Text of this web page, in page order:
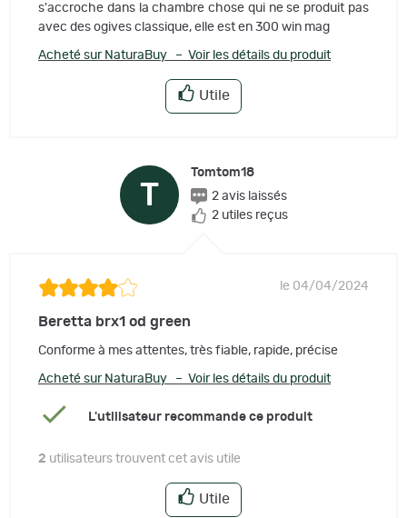
s'accroche dans la chambre chose qui ne se produit pas
avec des ogives classique, elle est en 300 win mag
Acheté sur NaturaBuy – Voir les détails du produit
Utile
T
Tomtom18
2 avis laissés
2 utiles reçus
le 04/04/2024
Beretta brx1 od green
Conforme à mes attentes, très fiable, rapide, précise
Acheté sur NaturaBuy – Voir les détails du produit
L'utilisateur recommande ce produit
2 utilisateurs trouvent cet avis utile
Utile